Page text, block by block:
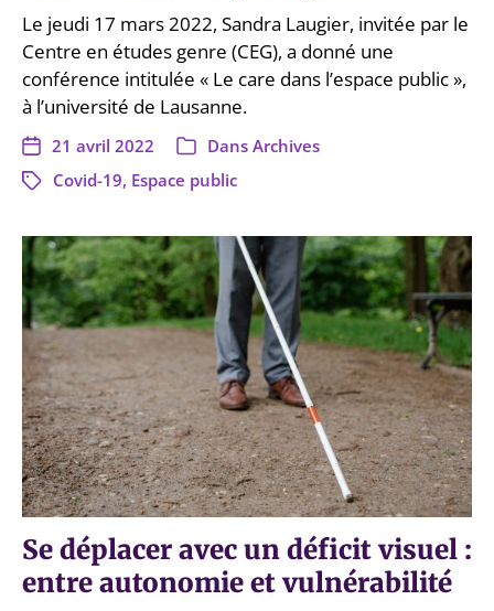
Le jeudi 17 mars 2022, Sandra Laugier, invitée par le
Centre en études genre (CEG), a donné une
conférence intitulée « Le care dans l’espace public »,
à l’université de Lausanne.
21 avril 2022 Dans Archives
Covid-19, Espace public
Se déplacer avec un déficit visuel :
entre autonomie et vulnérabilité